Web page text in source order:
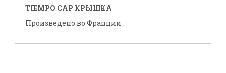
TIEMPO CAP КРЫШКА
Произведено во Франции